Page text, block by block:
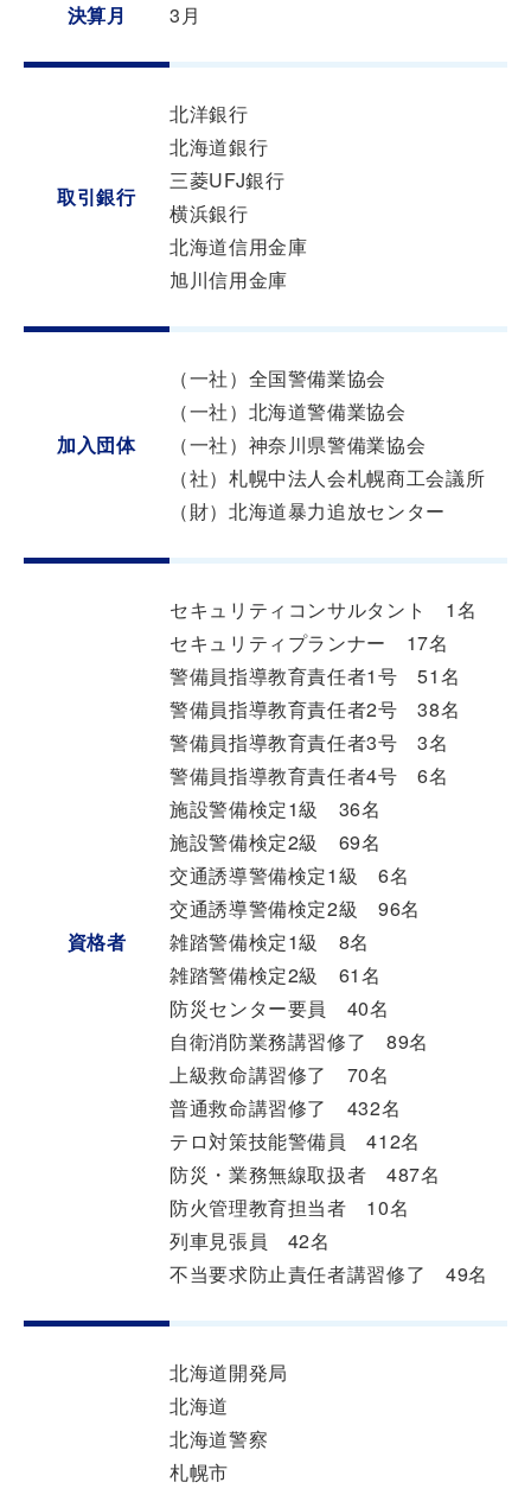
決算月 3月
取引銀行
北洋銀行
北海道銀行
三菱UFJ銀行
横浜銀行
北海道信用金庫
旭川信用金庫
加入団体
（一社）全国警備業協会
（一社）北海道警備業協会
（一社）神奈川県警備業協会
（社）札幌中法人会札幌商工会議所
（財）北海道暴力追放センター
資格者
セキュリティコンサルタント 1名
セキュリティプランナー 17名
警備員指導教育責任者1号 51名
警備員指導教育責任者2号 38名
警備員指導教育責任者3号 3名
警備員指導教育責任者4号 6名
施設警備検定1級 36名
施設警備検定2級 69名
交通誘導警備検定1級 6名
交通誘導警備検定2級 96名
雑踏警備検定1級 8名
雑踏警備検定2級 61名
防災センター要員 40名
自衛消防業務講習修了 89名
上級救命講習修了 70名
普通救命講習修了 432名
テロ対策技能警備員 412名
防災・業務無線取扱者 487名
防火管理教育担当者 10名
列車見張員 42名
不当要求防止責任者講習修了 49名
北海道開発局
北海道
北海道警察
札幌市